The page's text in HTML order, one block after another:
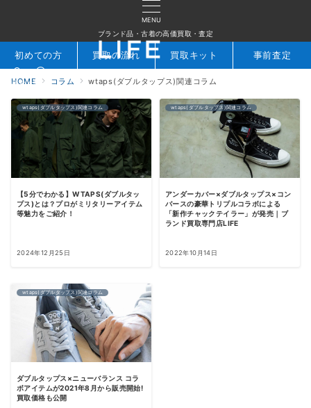
MENU
ブランド品・古着の高価買取・査定
検索 お問合せ
初めての方 買取の流れ 買取キット 事前査定
HOME コラム wtaps(ダブルタップス)関連コラム
wtaps(ダブルタップス)関連コラム
【5分でわかる】WTAPS(ダブルタッ
プス)とは？プロがミリタリーアイテム
等魅力をご紹介！
2024年12月25日
wtaps(ダブルタップス)関連コラム
アンダーカバー×ダブルタップス×コン
バースの豪華トリプルコラボによる
「新作チャックテイラー」が発売｜ブ
ランド買取専門店LIFE
2022年10月14日
wtaps(ダブルタップス)関連コラム
ダブルタップス×ニューバランス コラ
ボアイテムが2021年8月から販売開始!
買取価格も公開